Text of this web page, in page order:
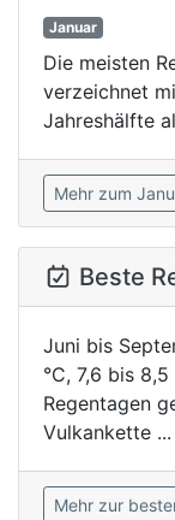
Januar
Die meisten
verzeichnet
Jahreshälfte
Mehr zum
Beste
Juni bis
°C, 7,6 bis
Regentagen
Vulkankette ...
Mehr zur